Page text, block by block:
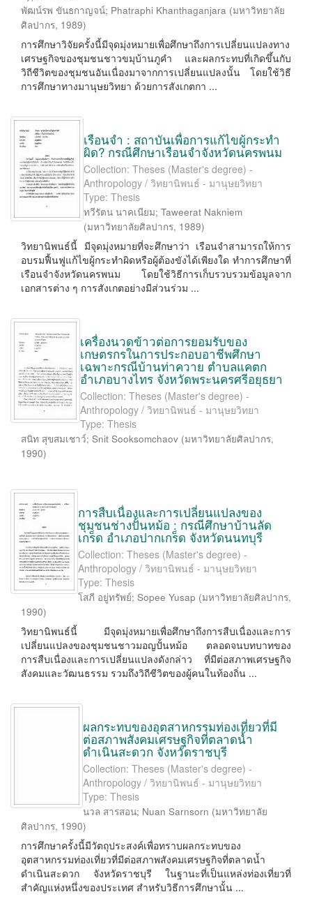
พัฒน์รพ ขันธกาญจน์; Phatraphi Khanthaganjara (มหาวิทยาลัย
ศิลปากร, 1989)
การศึกษาวิจัยครั้งนี้มีจุดมุ่งหมายเพื่อศึกษาถึงการเปลี่ยนแปลงทาง
เศรษฐกิจของชุมชนชาวขมุบ้านภูคำ และผลกระทบที่เกิดขึ้นกับ
วิถีชีวิตของชุมชนอันเนื่องมาจากการเปลี่ยนแปลงนั้น โดยใช้วิธี
การศึกษาทางมานุษยวิทยา ด้วยการสังเกตกา ...
เรือนจำ : สถาบันเพื่อการแก้ไขผู้กระทำ
ผิด? กรณีศึกษาเรือนจำจังหวัดนครพนม
Collection: Theses (Master's degree) -
Anthropology / วิทยานิพนธ์ - มานุษยวิทยา
Type: Thesis
ทวีรัตน นาคเนียม;Taweerat Nakniem
(มหาวิทยาลัยศิลปากร, 1989)
วิทยานิพนธ์นี้ มีจุดมุ่งหมายที่จะศึกษาว่า เรือนจำสามารถให้การ
อบรมฟื้นฟูแก้ไขผู้กระทำผิดหรือผู้ต้องขังได้เพียงใด ทำการศึกษาที่
เรือนจำจังหวัดนครพนม โดยใช้วิธีการเก็บรวบรวมข้อมูลจาก
เอกสารต่าง ๆ การสังเกตอย่างมีส่วนร่วม ...
เครื่องนวดข้าวต่อการยอมรับของ
เกษตรกรในการประกอบอาชีพศึกษา
เฉพาะกรณีบ้านท่าควาย ตำบลแคตก
อำเภอบางไทร จังหวัดพระนครศรีอยุธยา
Collection: Theses (Master's degree) -
Anthropology / วิทยานิพนธ์ - มานุษยวิทยา
Type: Thesis
สนิท สุขสมเชาว์; Snit Sooksomchaov (มหาวิทยาลัยศิลปากร,
1990)
การสืบเนื่องและการเปลี่ยนแปลงของ
ชุมชนช่างปั้นหม้อ : กรณีศึกษาบ้านลัด
เกร็ด อำเภอปากเกร็ด จังหวัดนนทบุรี
Collection: Theses (Master's degree) -
Anthropology / วิทยานิพนธ์ - มานุษยวิทยา
Type: Thesis
โสภี อยู่ทรัพย์; Sopee Yusap (มหาวิทยาลัยศิลปากร,
1990)
วิทยานิพนธ์นี้ มีจุดมุ่งหมายเพื่อศึกษาถึงการสืบเนื่องและการ
เปลี่ยนแปลงของชุมชนชาวมอญปั้นหม้อ ตลอดจนบทบาทของ
การสืบเนื่องและการเปลี่ยนแปลงดังกล่าว ที่มีต่อสภาพเศรษฐกิจ
สังคมและวัฒนธรรม รวมถึงวิถีชีวิตของผู้คนในท้องถิ่น ...
ผลกระทบของอุตสาหกรรมท่องเที่ยวที่มี
ต่อสภาพสังคมเศรษฐกิจที่ตลาดน้ำ
ดำเนินสะดวก จังหวัดราชบุรี
Collection: Theses (Master's degree) -
Anthropology / วิทยานิพนธ์ - มานุษยวิทยา
Type: Thesis
นวล สารสอน; Nuan Sarnsorn (มหาวิทยาลัย
ศิลปากร, 1990)
การศึกษาครั้งนี้มีวัตถุประสงค์เพื่อทราบผลกระทบของ
อุตสาหกรรมท่องเที่ยวที่มีต่อสภาพสังคมเศรษฐกิจที่ตลาดน้ำ
ดำเนินสะดวก จังหวัดราชบุรี ในฐานะที่เป็นแหล่งท่องเที่ยวที่
สำคัญแห่งหนึ่งของประเทศ สำหรับวิธีการศึกษานั้น ...